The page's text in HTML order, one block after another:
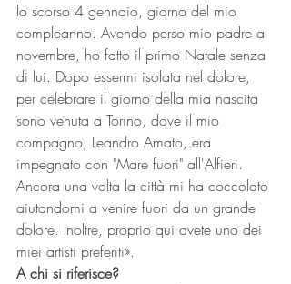
lo scorso 4 gennaio, giorno del mio
compleanno. Avendo perso mio padre a
novembre, ho fatto il primo Natale senza
di lui. Dopo essermi isolata nel dolore,
per celebrare il giorno della mia nascita
sono venuta a Torino, dove il mio
compagno, Leandro Amato, era
impegnato con "Mare fuori" all'Alfieri.
Ancora una volta la città mi ha coccolato
aiutandomi a venire fuori da un grande
dolore. Inoltre, proprio qui avete uno dei
miei artisti preferiti».
A chi si riferisce?